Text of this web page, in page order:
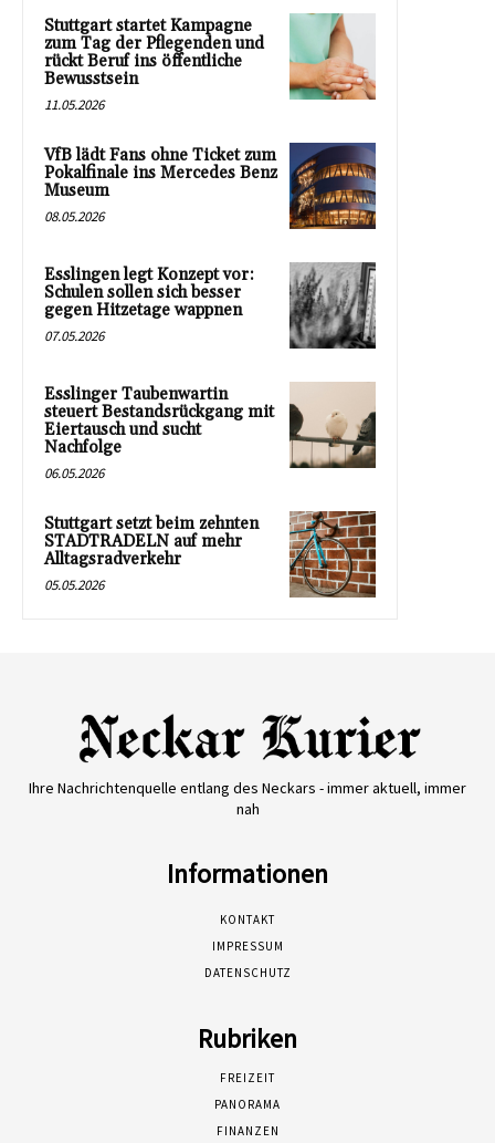
Stuttgart startet Kampagne
zum Tag der Pflegenden und
rückt Beruf ins öffentliche
Bewusstsein
11.05.2026
VfB lädt Fans ohne Ticket zum
Pokalfinale ins Mercedes Benz
Museum
08.05.2026
Esslingen legt Konzept vor:
Schulen sollen sich besser
gegen Hitzetage wappnen
07.05.2026
Esslinger Taubenwartin
steuert Bestandsrückgang mit
Eiertausch und sucht
Nachfolge
06.05.2026
Stuttgart setzt beim zehnten
STADTRADELN auf mehr
Alltagsradverkehr
05.05.2026
Ihre Nachrichtenquelle entlang des Neckars - immer aktuell, immer
nah
Informationen
KONTAKT
IMPRESSUM
DATENSCHUTZ
Rubriken
FREIZEIT
PANORAMA
FINANZEN